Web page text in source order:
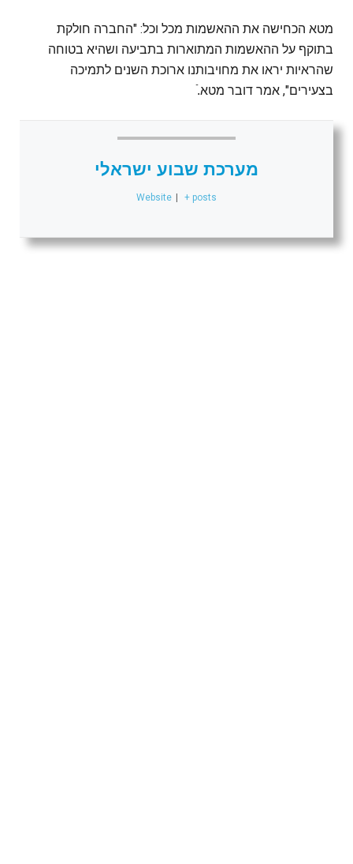
מטא הכחישה את ההאשמות מכל וכל: "החברה חולקת
בתוקף על ההאשמות המתוארות בתביעה ושהיא בטוחה
שהראיות יראו את מחויבותנו ארוכת השנים לתמיכה
בצעירים", אמר דובר מטא.ֿ
מערכת שבוע ישראלי
Website + posts